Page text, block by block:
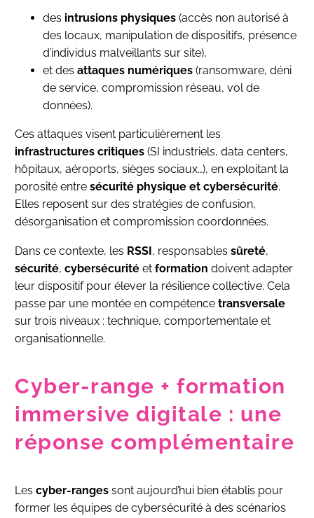
des intrusions physiques (accès non autorisé à
des locaux, manipulation de dispositifs, présence
d’individus malveillants sur site),
et des attaques numériques (ransomware, déni
de service, compromission réseau, vol de
données).
Ces attaques visent particulièrement les
infrastructures critiques (SI industriels, data centers,
hôpitaux, aéroports, sièges sociaux…), en exploitant la
porosité entre sécurité physique et cybersécurité.
Elles reposent sur des stratégies de confusion,
désorganisation et compromission coordonnées.
Dans ce contexte, les RSSI , responsables sûreté,
sécurité, cybersécurité et formation doivent adapter
leur dispositif pour élever la résilience collective. Cela
passe par une montée en compétence transversale
sur trois niveaux : technique, comportementale et
organisationnelle.
Cyber-range + formation
immersive digitale : une
réponse complémentaire
Les cyber-ranges sont aujourd’hui bien établis pour
former les équipes de cybersécurité à des scénarios